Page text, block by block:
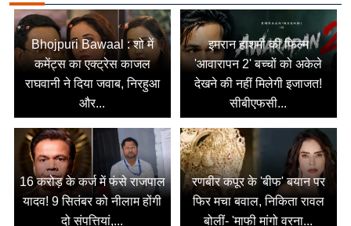
Bhojpuri Bawaal : शो में
कमेंट्स का एक्ट्रेस काजल
राघवानी ने दिया जवाब, निरहुआ
और...
इमरान हाशमी की फिल्म
'आवारापन 2' बच्चों को अकेले
देखने की नहीं मिलेगी इजाजत!
सीबीएफसी...
16 करोड़ के कर्ज में फंसे राजपाल
यादव! 9 सितंबर को नीलाम होंगी
दो संपत्तियां,...
रणबीर कपूर के 'बीफ' बयान पर
फिर मचा बवाल, निकिता रावल
बोलीं- 'माफी मांगो वरना...